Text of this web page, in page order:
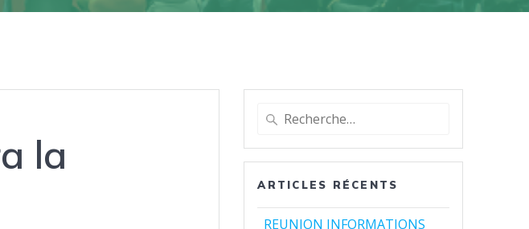
la
Recherche
pour
:
ARTICLES RÉCENTS
REUNION INFORMATIONS